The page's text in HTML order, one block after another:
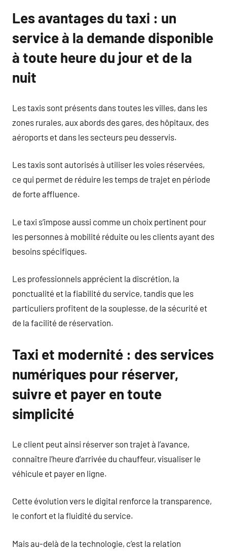
Les avantages du taxi : un
service à la demande disponible
à toute heure du jour et de la
nuit
Les taxis sont présents dans toutes les villes, dans les
zones rurales, aux abords des gares, des hôpitaux, des
aéroports et dans les secteurs peu desservis.
Les taxis sont autorisés à utiliser les voies réservées,
ce qui permet de réduire les temps de trajet en période
de forte affluence.
Le taxi s’impose aussi comme un choix pertinent pour
les personnes à mobilité réduite ou les clients ayant des
besoins spécifiques.
Les professionnels apprécient la discrétion, la
ponctualité et la fiabilité du service, tandis que les
particuliers profitent de la souplesse, de la sécurité et
de la facilité de réservation.
Taxi et modernité : des services
numériques pour réserver,
suivre et payer en toute
simplicité
Le client peut ainsi réserver son trajet à l’avance,
connaître l’heure d’arrivée du chauffeur, visualiser le
véhicule et payer en ligne.
Cette évolution vers le digital renforce la transparence,
le confort et la fluidité du service.
Mais au-delà de la technologie, c’est la relation